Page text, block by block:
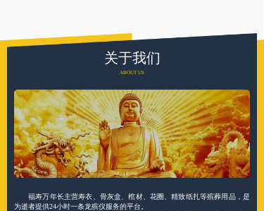
关于我们
ABOUT US
福寿万年长主营寿衣、骨灰盒、棺材、花圈、精致纸扎等殡葬用品，是
为逝者提供24小时一条龙殡仪服务的平台。